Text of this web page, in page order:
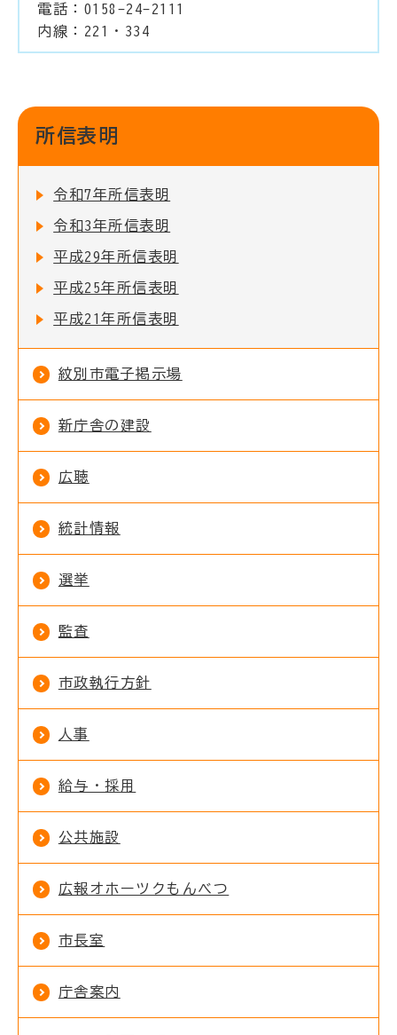
電話：0158-24-2111
内線：221・334
所信表明
令和7年所信表明
令和3年所信表明
平成29年所信表明
平成25年所信表明
平成21年所信表明
紋別市電子掲示場
新庁舎の建設
広聴
統計情報
選挙
監査
市政執行方針
人事
給与・採用
公共施設
広報オホーツクもんべつ
市長室
庁舎案内